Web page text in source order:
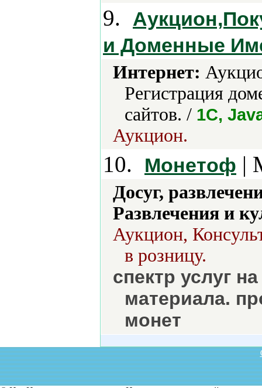
9.
и Доменные
Интернет:
Регистрация
сайтов. / 1С,
Аукцион.
10. Монетоф |
Досуг,
Развлечения и
Аукцион,
в розницу.
спектр услуг
материала.
монет